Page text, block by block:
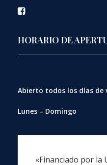
HORARIO DE
Abierto todos los días de
Lunes – Domingo
«Financiado por la